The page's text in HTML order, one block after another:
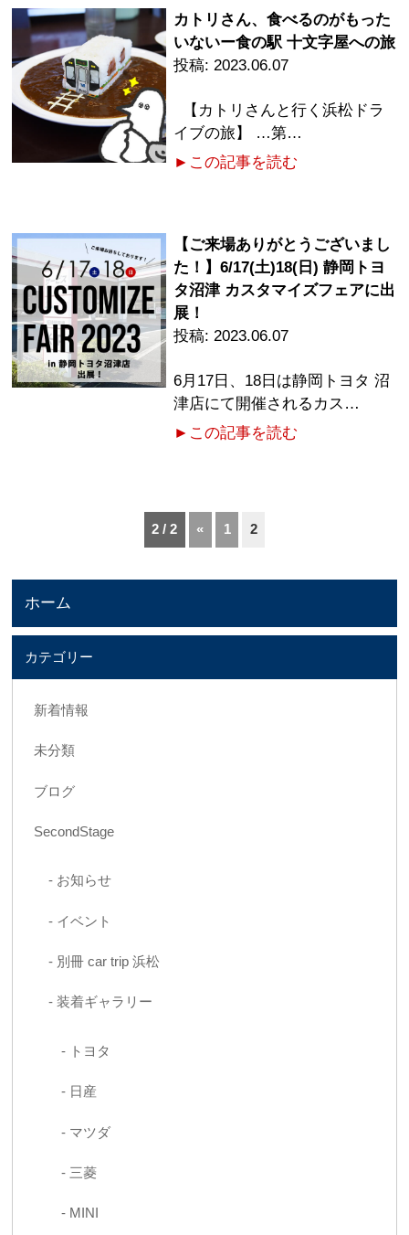
カトリさん、食べるのがもった
いないー食の駅 十文字屋への旅
2023.06.07
【カトリさんと行く浜松ドラ
イブの旅】 …第…
►この記事を読む
【ご来場ありがとうございまし
た！】6/17(土)18(日) 静岡トヨ
タ沼津 カスタマイズフェアに出
展！
2023.06.07
6月17日、18日は静岡トヨタ 沼
津店にて開催されるカス…
►この記事を読む
2 / 2 « 1 2
ホーム
カテゴリー
新着情報
未分類
ブログ
SecondStage
お知らせ
イベント
別冊 car trip 浜松
装着ギャラリー
トヨタ
日産
マツダ
三菱
MINI